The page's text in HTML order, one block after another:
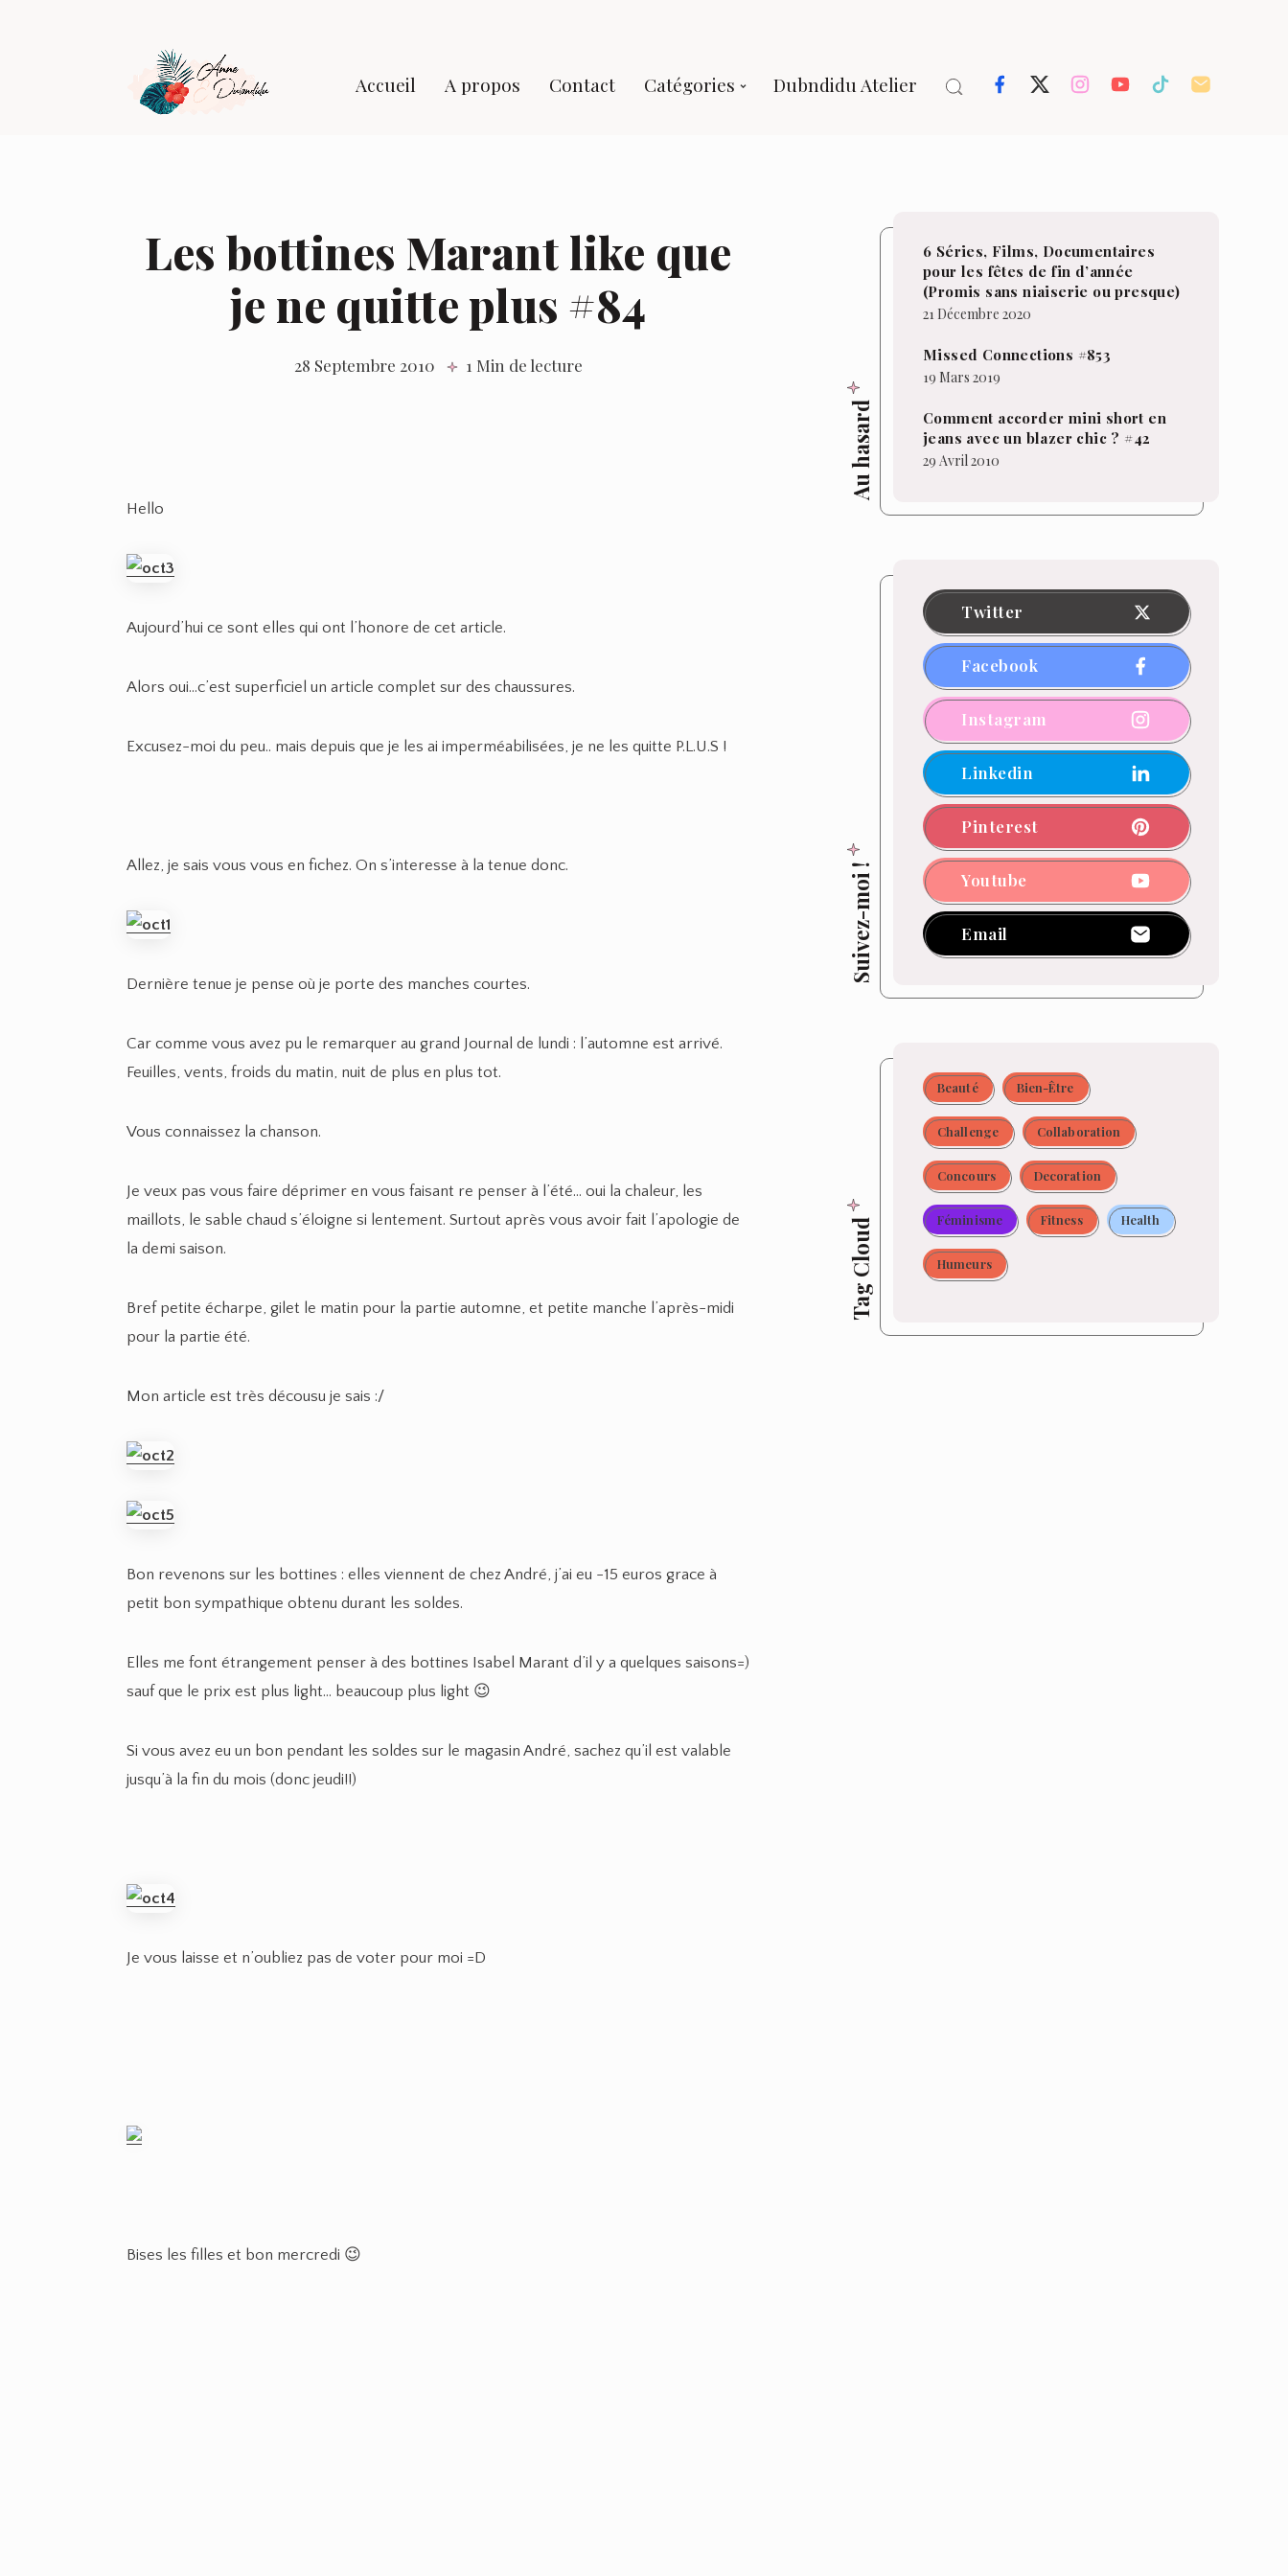
Accueil A propos Contact Catégories Dubndidu Atelier
Les bottines Marant like que
je ne quitte plus #84
28 Septembre 2010 1 Min de lecture
Hello
Aujourd’hui ce sont elles qui ont l’honore de cet article.
Alors oui…c’est superficiel un article complet sur des chaussures.
Excusez-moi du peu.. mais depuis que je les ai imperméabilisées, je ne les quitte P.L.U.S !
Allez, je sais vous vous en fichez. On s’interesse à la tenue donc.
Dernière tenue je pense où je porte des manches courtes.
Car comme vous avez pu le remarquer au grand Journal de lundi : l’automne est arrivé.
Feuilles, vents, froids du matin, nuit de plus en plus tot.
Vous connaissez la chanson.
Je veux pas vous faire déprimer en vous faisant re penser à l’été… oui la chaleur, les
maillots, le sable chaud s’éloigne si lentement. Surtout après vous avoir fait l’apologie de
la demi saison.
Bref petite écharpe, gilet le matin pour la partie automne, et petite manche l’après-midi
pour la partie été.
Mon article est très décousu je sais :/
Bon revenons sur les bottines : elles viennent de chez André, j’ai eu -15 euros grace à
petit bon sympathique obtenu durant les soldes.
Elles me font étrangement penser à des bottines Isabel Marant d’il y a quelques saisons=)
sauf que le prix est plus light… beaucoup plus light 😉
Si vous avez eu un bon pendant les soldes sur le magasin André, sachez qu’il est valable
jusqu’à la fin du mois (donc jeudi!!)
Je vous laisse et n’oubliez pas de voter pour moi =D
Bises les filles et bon mercredi 😉
Au hasard
6 Séries, Films, Documentaires
pour les fêtes de fin d’année
(Promis sans niaiserie ou presque)
21 Décembre 2020
Missed Connections #853
19 Mars 2019
Comment accorder mini short en
jeans avec un blazer chic ? #42
29 Avril 2010
Suivez-moi !
Twitter
Facebook
Instagram
Linkedin
Pinterest
Youtube
Email
Tag Cloud
Beauté Bien-Être
Challenge Collaboration
Concours Decoration
Féminisme Fitness Health
Humeurs